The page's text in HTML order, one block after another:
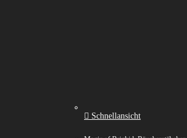
Schnellansicht